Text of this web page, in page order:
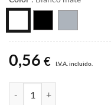
0,56 € I.V.A. incluido.